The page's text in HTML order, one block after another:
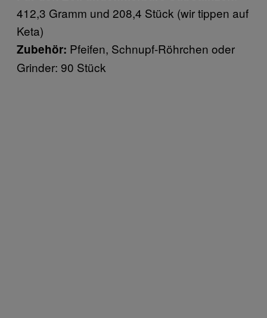
412,3 Gramm und 208,4 Stück (wir tippen auf
Keta)
Zubehör: Pfeifen, Schnupf-Röhrchen oder
Grinder: 90 Stück